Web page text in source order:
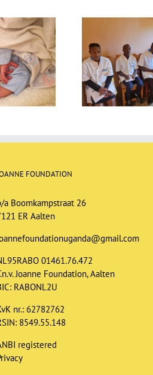
maart 2025
FOUNDATION
a Boomkampstraat 26
ER Aalten
01461.76.472
Joanne Foundation, Aalten
RABONL2U
nr.: 62782762
8549.55.148
registered